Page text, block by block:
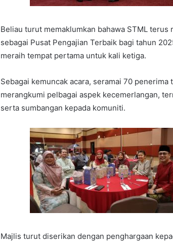
Beliau turut memaklumkan bahawa STML
sebagai Pusat Pengajian Terbaik bagi tahun
meraih tempat pertama untuk kali ketiga.
Sebagai kemuncak acara, seramai 70
merangkumi pelbagai aspek kecemerlangan,
serta sumbangan kepada komuniti.
Majlis turut diserikan dengan penghargaan